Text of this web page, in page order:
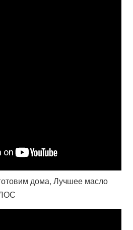
дома, Лучшее масло